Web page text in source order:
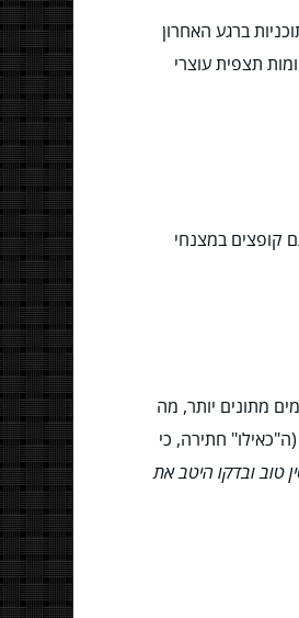
ברגע האחרון
תצפית עוצרי
קופצים במצנחי
מתונים יותר, מה
(ה"כאילו" חתירה, כי
טוב ובדקו היטב את